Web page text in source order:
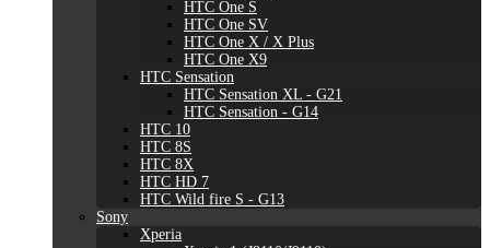
HTC One S
HTC One SV
HTC One X / X Plus
HTC One X9
HTC Sensation
HTC Sensation XL - G21
HTC Sensation - G14
HTC 10
HTC 8S
HTC 8X
HTC HD 7
HTC Wild fire S - G13
Sony
Xperia